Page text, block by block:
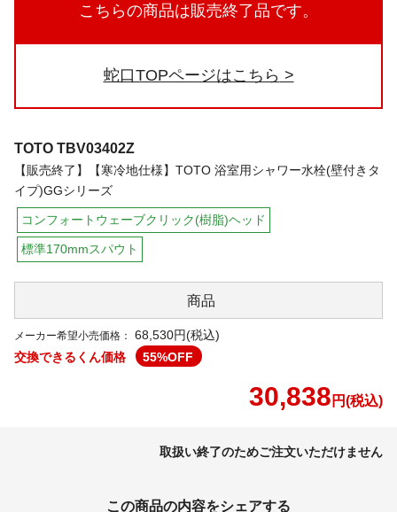
こちらの商品は販売終了品です。
蛇口TOPページはこちら
TOTO TBV03402Z
【販売終了】【寒冷地仕様】TOTO 浴室用シャワー水栓(壁付きタ
イプ)GGシリーズ
コンフォートウェーブクリック(樹脂)ヘッド
標準170mmスパウト
商品
メーカー希望小売価格：
68,530円(税込)
交換できるくん価格
55%OFF
30,838 円(税込)
取扱い終了のためご注文いただけません
この商品の内容をシェアする